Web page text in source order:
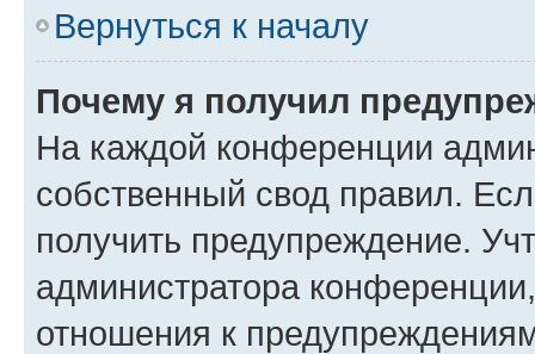
Вернуться к началу
Почему я получил
На каждой конференции
собственный свод правил.
получить предупреждение.
администратора
отношения к